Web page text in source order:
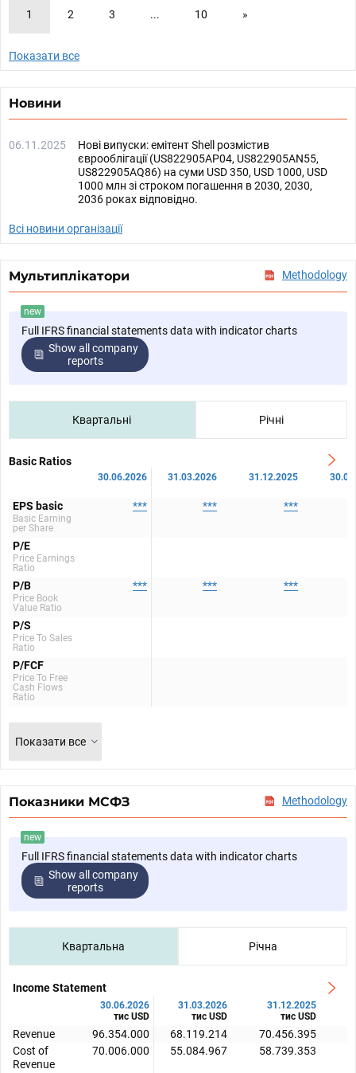
1 2 3 ... 10 »
Показати все
Новини
06.11.2025
Нові випуски: емітент Shell розмістив
єврооблігації (US822905AP04, US822905AN55,
US822905AQ86) на суми USD 350, USD 1000, USD
1000 млн зі строком погашення в 2030, 2030,
2036 роках відповідно.
Всі новини організації
Мультиплікатори Methodology
new
Full IFRS financial statements data with indicator charts
Show all company
reports
Квартальні Річні
Basic Ratios
30.06.2026 31.03.2026 31.12.2025
EPS basic
Basic Earning
per Share
*** *** ***
P/E
Price Earnings
Ratio
P/B
Price Book
Value Ratio
*** *** ***
P/S
Price To Sales
Ratio
P/FCF
Price To Free
Cash Flows
Ratio
Показати все
Показники МСФЗ Methodology
new
Full IFRS financial statements data with indicator charts
Show all company
reports
Квартальна Річна
Income Statement
30.06.2026
тис USD
31.03.2026
тис USD
31.12.2025
тис USD
Revenue 96.354.000 68.119.214 70.456.395
Cost of
Revenue
70.006.000 55.084.967 58.739.353